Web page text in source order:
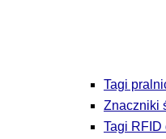
Tagi
Znaczniki
Tagi RFID